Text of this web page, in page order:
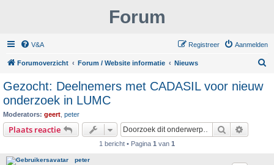
Forum
V&A Aanmelden
Registreer
Forumoverzicht Forum / Website informatie Nieuws
Gezocht: Deelnemers met CADASIL voor nieuw
onderzoek in LUMC
Moderators: geert peter
Plaats reactie Zoek
1 bericht • Pagina 1 van 1
peter